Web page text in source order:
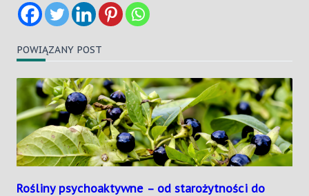
POWIĄZANY POST
Rośliny psychoaktywne – od starożytności do